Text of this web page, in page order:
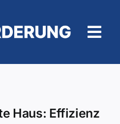
Haus: Effizienz